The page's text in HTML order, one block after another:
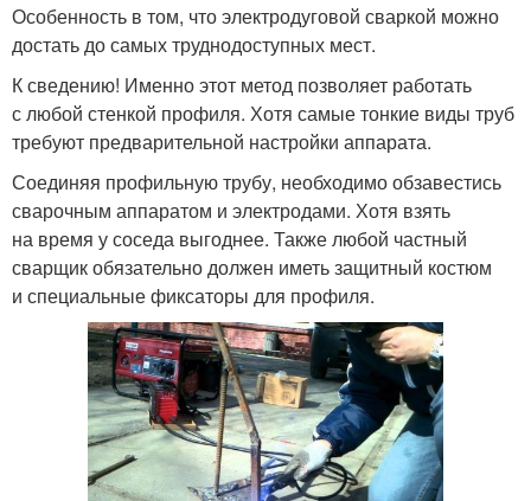
Особенность в том, что электродуговой сваркой можно
достать до самых труднодоступных мест.
К сведению! Именно этот метод позволяет работать
с любой стенкой профиля. Хотя самые тонкие виды труб
требуют предварительной настройки аппарата.
Соединяя профильную трубу, необходимо обзавестись
сварочным аппаратом и электродами. Хотя взять
на время у соседа выгоднее. Также любой частный
сварщик обязательно должен иметь защитный костюм
и специальные фиксаторы для профиля.